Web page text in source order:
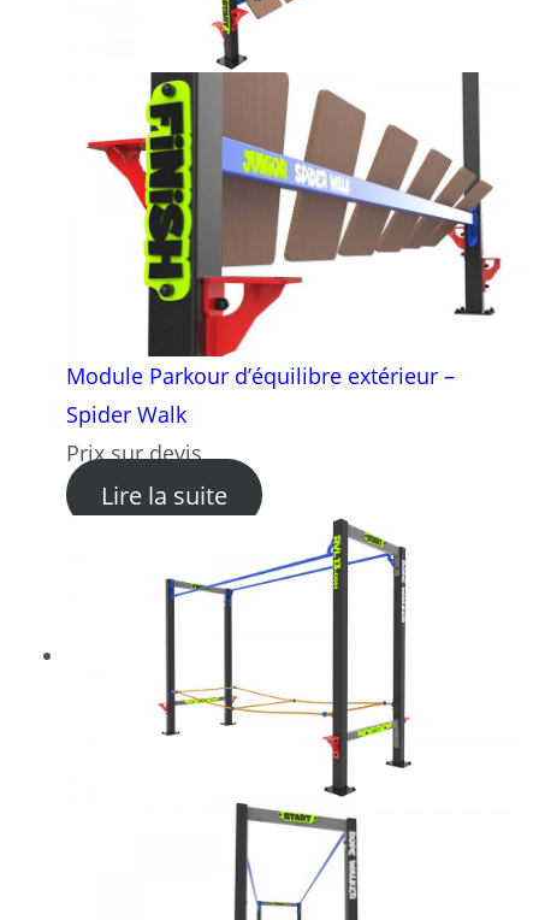
Module Parkour d’équilibre extérieur –
Spider Walk
Prix sur devis
Lire la suite: Module Parkour